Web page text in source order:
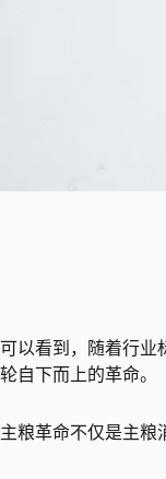
可以看到，随着行业
轮自下而上的革命。
主粮革命不仅是主粮